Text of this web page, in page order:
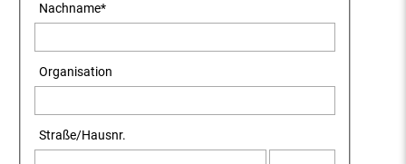
Nachname*
Organisation
Straße/Hausnr.